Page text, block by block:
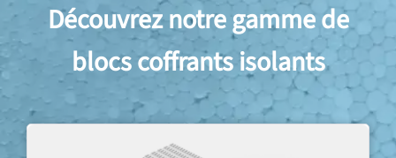
Découvrez notre gamme de
blocs coffrants isolants